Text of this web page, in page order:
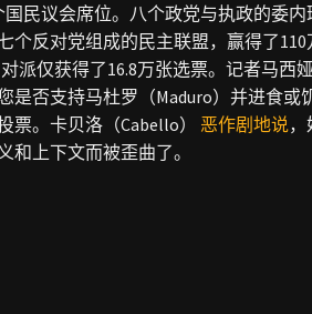
国民议会席位。八个政党与执政的委
个反对党组成的民主联盟，赢得了
对派仅获得了16.8万张选票。记者马西
是否支持马杜罗（Maduro）并进食或
票。卡贝洛（Cabello） 恶作剧地说
和上下文而被歪曲了。